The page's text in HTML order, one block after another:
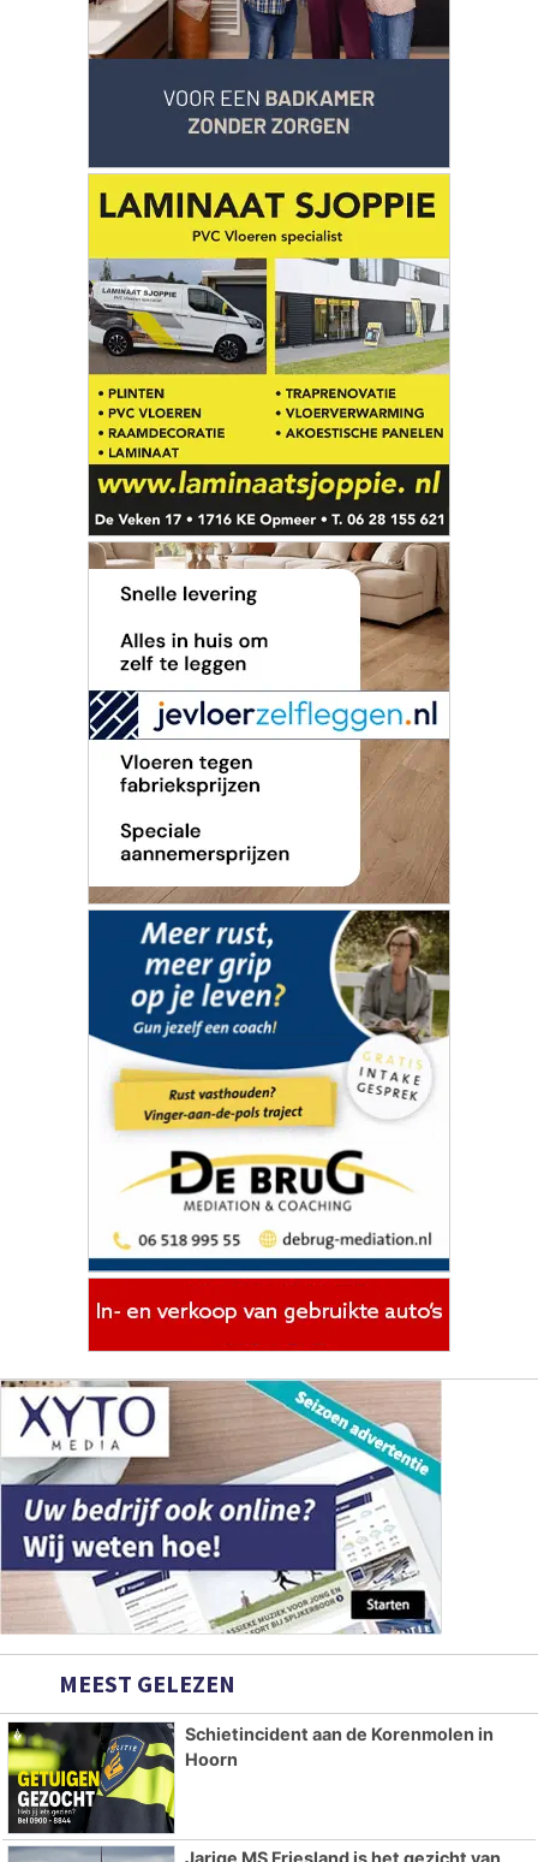
MEEST GELEZEN
Schietincident aan de Korenmolen in
Hoorn
Jarige MS Friesland is het gezicht van